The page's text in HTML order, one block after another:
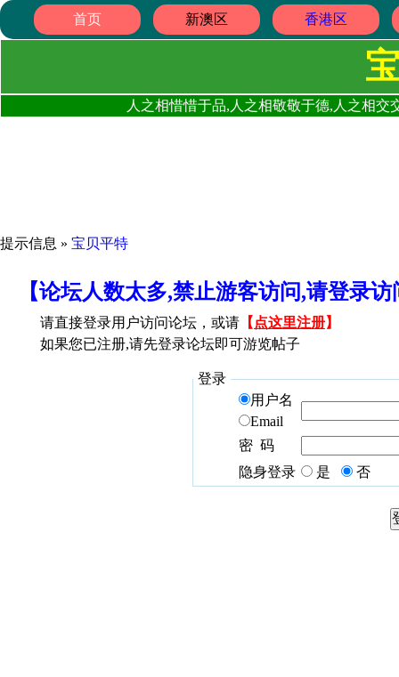
首页 新澳区 香港区
人之相惜惜于品,人之相敬敬于德,人之相
提示信息 » 宝贝平特
【论坛人数太多,禁止游客访问,请登录
请直接登录用户访问论坛，或请 【 点这里注册】
如果您已注册,请先登录论坛即可游览帖子
登录
用户名
Email
密 码
隐身登录
是 否